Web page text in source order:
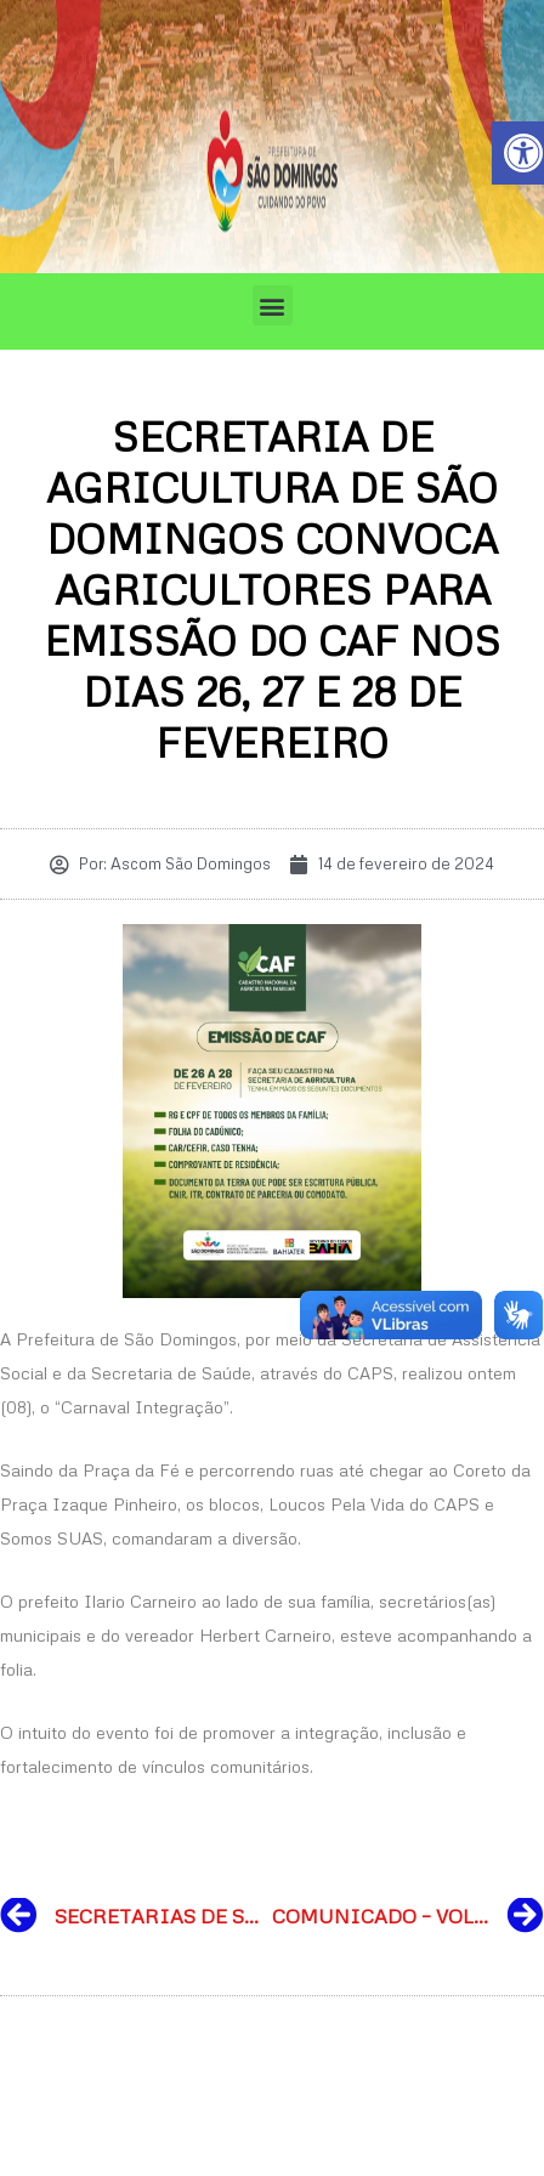
Barra
Ir
para
o
conteúdo
Menu
SECRETARIA DE
AGRICULTURA DE SÃO
DOMINGOS CONVOCA
AGRICULTORES PARA
EMISSÃO DO CAF NOS
DIAS 26, 27 E 28 DE
FEVEREIRO
Por: Ascom São Domingos 14 de fevereiro de 2024
A Prefeitura de São Domingos, por meio da Secretaria de Assistência
Social e da Secretaria de Saúde, através do CAPS, realizou ontem
(08), o “Carnaval Integração”.
Saindo da Praça da Fé e percorrendo ruas até chegar ao Coreto da
Praça Izaque Pinheiro, os blocos, Loucos Pela Vida do CAPS e
Somos SUAS, comandaram a diversão.
O prefeito Ilario Carneiro ao lado de sua família, secretários(as)
municipais e do vereador Herbert Carneiro, esteve acompanhando a
folia.
O intuito do evento foi de promover a integração, inclusão e
fortalecimento de vínculos comunitários.
SECRETARIAS DE SAÚDE E ASSISTÊNCIA SOCIAL REALIZAM CARNAVAL INTEGRAÇÃO COMUNICADO – VOLTA ÀS AULAS 2024